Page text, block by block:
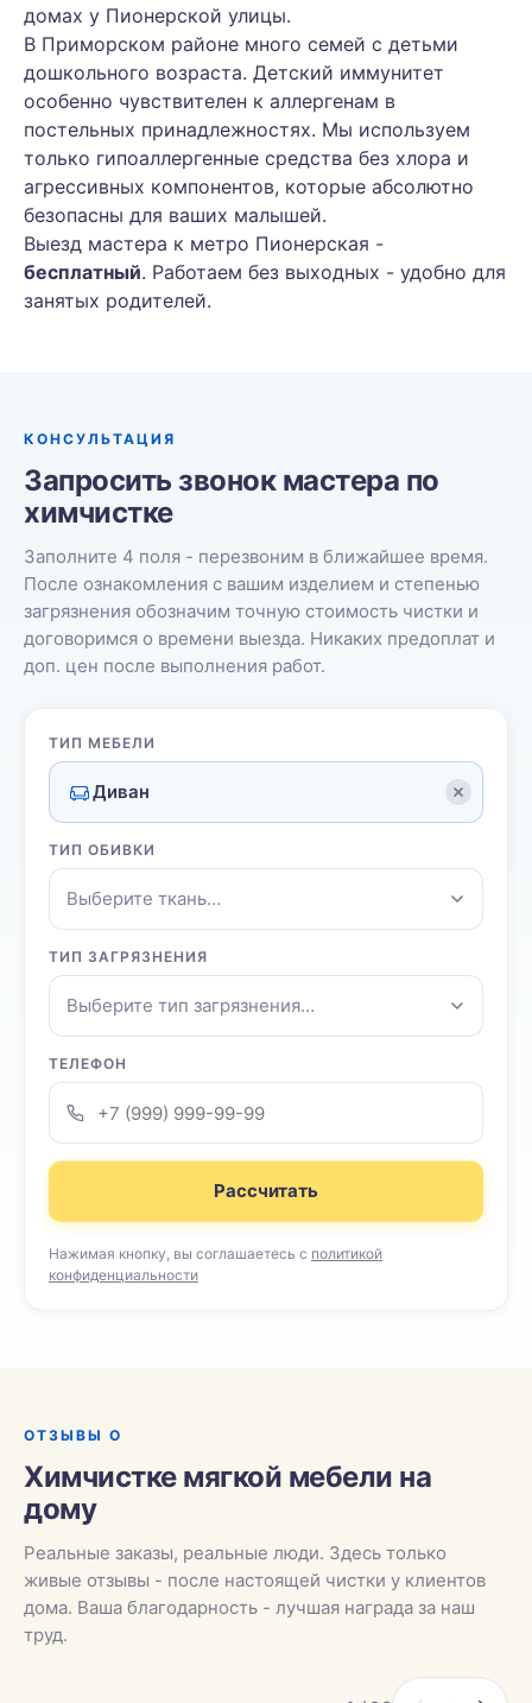
домах у Пионерской улицы.
В Приморском районе много семей с детьми
дошкольного возраста. Детский иммунитет
особенно чувствителен к аллергенам в
постельных принадлежностях. Мы используем
только гипоаллергенные средства без хлора и
агрессивных компонентов, которые абсолютно
безопасны для ваших малышей.
Выезд мастера к метро Пионерская -
бесплатный. Работаем без выходных - удобно для
занятых родителей.
КОНСУЛЬТАЦИЯ
Запросить звонок мастера по
химчистке
Заполните 4 поля - перезвоним в ближайшее время.
После ознакомления с вашим изделием и степенью
загрязнения обозначим точную стоимость чистки и
договоримся о времени выезда. Никаких предоплат и
доп. цен после выполнения работ.
ТИП МЕБЕЛИ
Диван
ТИП ОБИВКИ
Выберите ткань…
ТИП ЗАГРЯЗНЕНИЯ
Выберите тип загрязнения…
ТЕЛЕФОН
Рассчитать
Нажимая кнопку, вы соглашаетесь с политикой
конфиденциальности
ОТЗЫВЫ О
Химчистке мягкой мебели на
дому
Реальные заказы, реальные люди. Здесь только
живые отзывы - после настоящей чистки у клиентов
дома. Ваша благодарность - лучшая награда за наш
труд.